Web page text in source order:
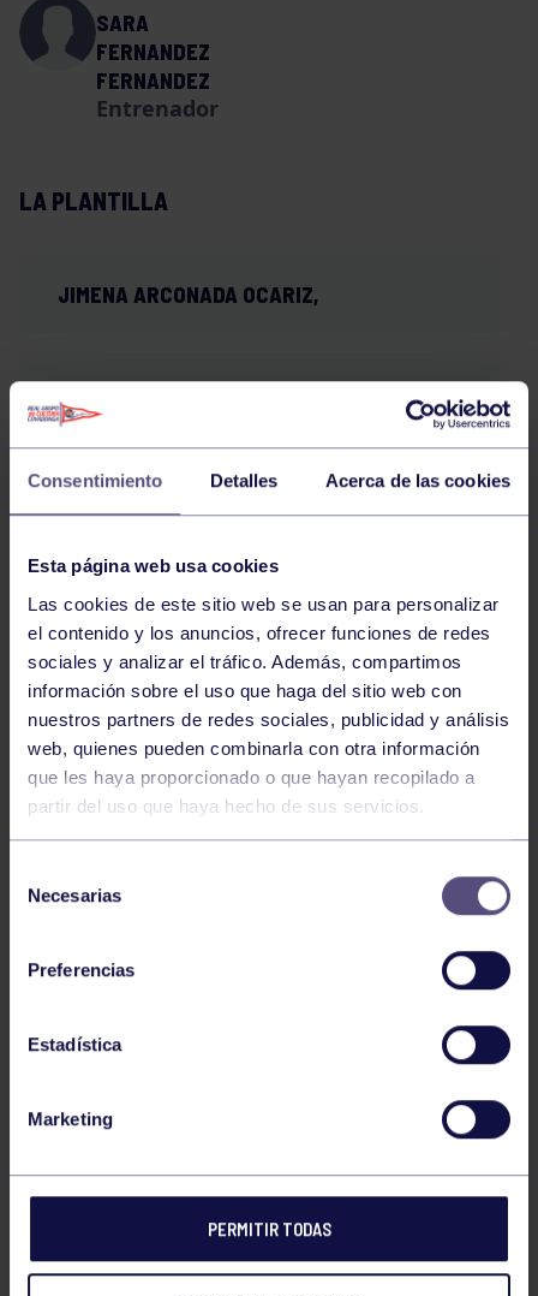
Consentimiento Detalles Acerca de las cookies
Esta página web usa cookies
Las cookies de este sitio web se usan para personalizar
el contenido y los anuncios, ofrecer funciones de redes
sociales y analizar el tráfico. Además, compartimos
información sobre el uso que haga del sitio web con
nuestros partners de redes sociales, publicidad y análisis
web, quienes pueden combinarla con otra información
que les haya proporcionado o que hayan recopilado a
partir del uso que haya hecho de sus servicios.
Necesarias
Preferencias
Estadística
Marketing
PERMITIR TODAS
SARA
FERNANDEZ
FERNANDEZ
Entrenador
LA PLANTILLA
JIMENA ARCONADA OCARIZ,
CLAUDIA CUESTA MARTINEZ
CARMEN FERNANDEZ GUISASOLA
CLAUDIA ROCES ROCANDIO
CARMEN DIAZ-FAES CACHERO
LAURA BONHOMME IZQUIERDO
REYES CARRIEDO ESCANDON
SOFIA LEIRAS NUÑEZ
SANDRA SALINAS YAÑEZ